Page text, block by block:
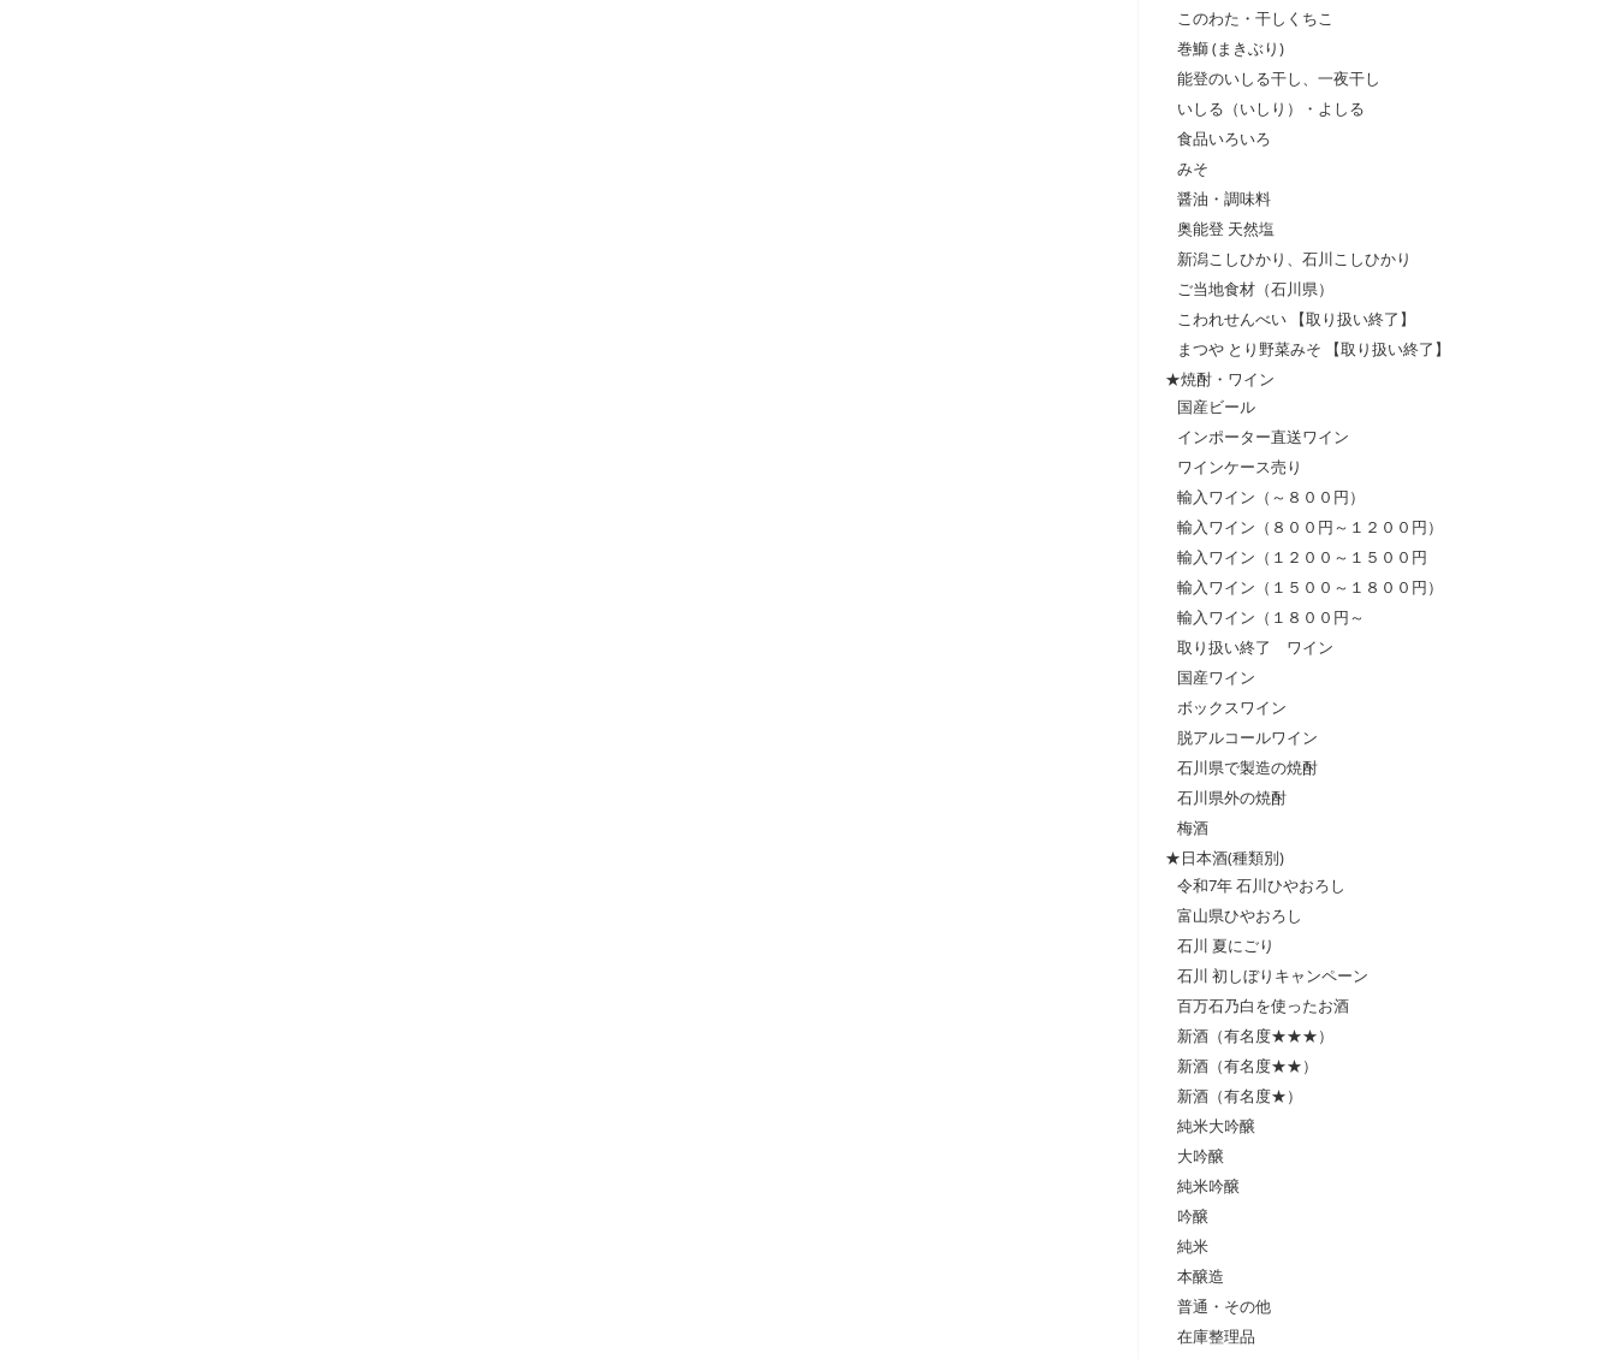
このわた・干しくちこ
巻鰤 (まきぶり)
能登のいしる干し、一夜干し
いしる（いしり）・よしる
食品いろいろ
みそ
醤油・調味料
奥能登 天然塩
新潟こしひかり、石川こしひかり
ご当地食材（石川県）
こわれせんべい 【取り扱い終了】
まつや とり野菜みそ 【取り扱い終了】
★焼酎・ワイン
国産ビール
インポーター直送ワイン
ワインケース売り
輸入ワイン（～８００円）
輸入ワイン（８００円～１２００円）
輸入ワイン（１２００～１５００円
輸入ワイン（１５００～１８００円）
輸入ワイン（１８００円～
取り扱い終了 ワイン
国産ワイン
ボックスワイン
脱アルコールワイン
石川県で製造の焼酎
石川県外の焼酎
梅酒
★日本酒(種類別)
令和7年 石川ひやおろし
富山県ひやおろし
石川 夏にごり
石川 初しぼりキャンペーン
百万石乃白を使ったお酒
新酒（有名度★★★）
新酒（有名度★★）
新酒（有名度★）
純米大吟醸
大吟醸
純米吟醸
吟醸
純米
本醸造
普通・その他
在庫整理品